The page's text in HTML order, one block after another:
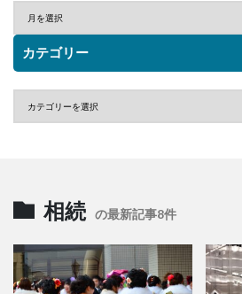
カテゴリー
相続 の最新記事8件